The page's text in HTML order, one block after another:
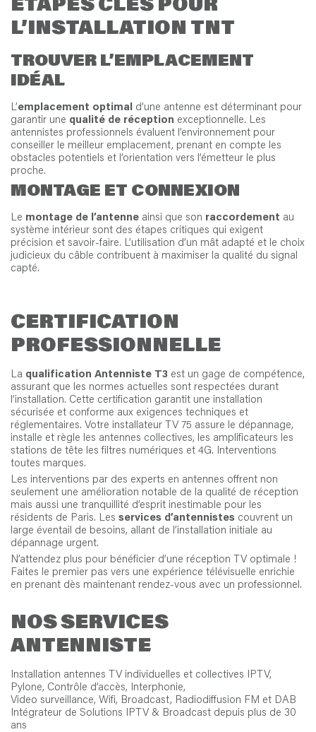
ÉTAPES CLÉS POUR
L’INSTALLATION TNT
TROUVER L’EMPLACEMENT
IDÉAL
L’emplacement optimal d’une antenne est déterminant pour
garantir une qualité de réception exceptionnelle. Les
antennistes professionnels évaluent l’environnement pour
conseiller le meilleur emplacement, prenant en compte les
obstacles potentiels et l’orientation vers l’émetteur le plus
proche.
MONTAGE ET CONNEXION
Le montage de l’antenne ainsi que son raccordement au
système intérieur sont des étapes critiques qui exigent
précision et savoir-faire. L’utilisation d’un mât adapté et le choix
judicieux du câble contribuent à maximiser la qualité du signal
capté.
CERTIFICATION
PROFESSIONNELLE
La qualification Antenniste T3 est un gage de compétence,
assurant que les normes actuelles sont respectées durant
l’installation. Cette certification garantit une installation
sécurisée et conforme aux exigences techniques et
réglementaires. Votre installateur TV 75 assure le dépannage,
installe et règle les antennes collectives, les amplificateurs les
stations de tête les filtres numériques et 4G. Interventions
toutes marques.
Les interventions par des experts en antennes offrent non
seulement une amélioration notable de la qualité de réception
mais aussi une tranquillité d’esprit inestimable pour les
résidents de Paris. Les services d’antennistes couvrent un
large éventail de besoins, allant de l’installation initiale au
dépannage urgent.
N’attendez plus pour bénéficier d’une réception TV optimale !
Faites le premier pas vers une expérience télévisuelle enrichie
en prenant dès maintenant rendez-vous avec un professionnel.
NOS SERVICES
ANTENNISTE
Installation antennes TV individuelles et collectives IPTV,
Pylone, Contrôle d’accès, Interphonie,
Video surveillance, Wifi, Broadcast, Radiodiffusion FM et DAB
Intégrateur de Solutions IPTV & Broadcast depuis plus de 30
ans